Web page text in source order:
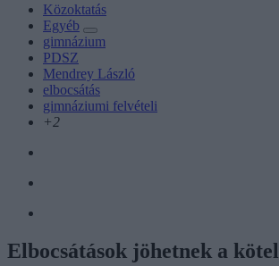
Közoktatás
Egyéb
gimnázium
PDSZ
Mendrey László
elbocsátás
gimnáziumi felvételi
+2
Elbocsátások jöhetnek a